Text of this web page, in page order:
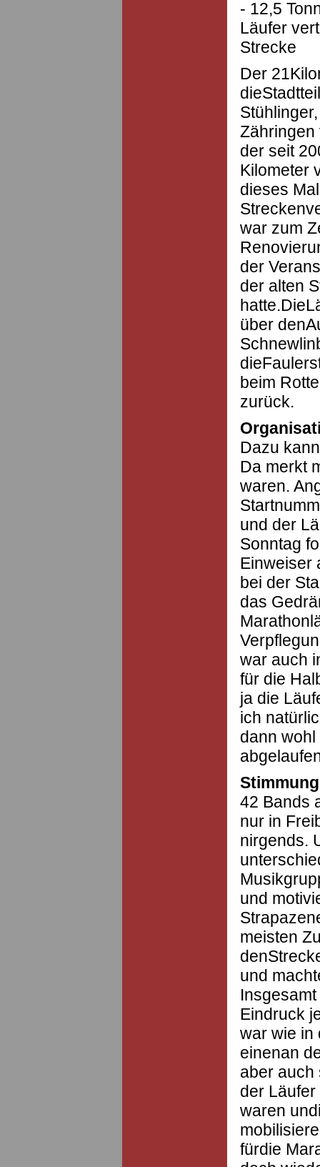
- 12,5
Läufer
Strecke
Der
Zähringen
der seit
Kilometer
dieses
war zum
der
der alten
über
beim
zurück.
Dazu
Da merkt
waren.
und der
Sonntag
Einweiser
bei der
das
war auch
für die
ja die
ich
dann
Stimmung
42 Bands
nur in
nirgends.
und
meisten
und
Eindruck
war wie in
einenan
aber auch
der
waren
fürdie